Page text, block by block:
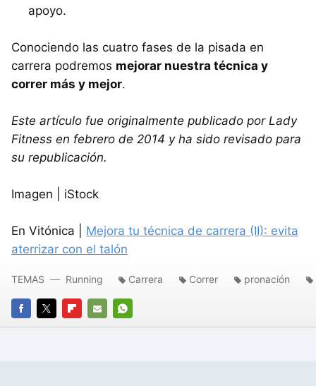
apoyo.
Conociendo las cuatro fases de la pisada en
carrera podremos mejorar nuestra técnica y
correr más y mejor.
Este artículo fue originalmente publicado por Lady
Fitness en febrero de 2014 y ha sido revisado para
su republicación.
Imagen | iStock
En Vitónica | Mejora tu técnica de carrera (II): evita
aterrizar con el talón
FACEBOOK
TWITTERFLIPBOARD
E-
WHATSAPP
TEMAS Running Carrera Correr pronación